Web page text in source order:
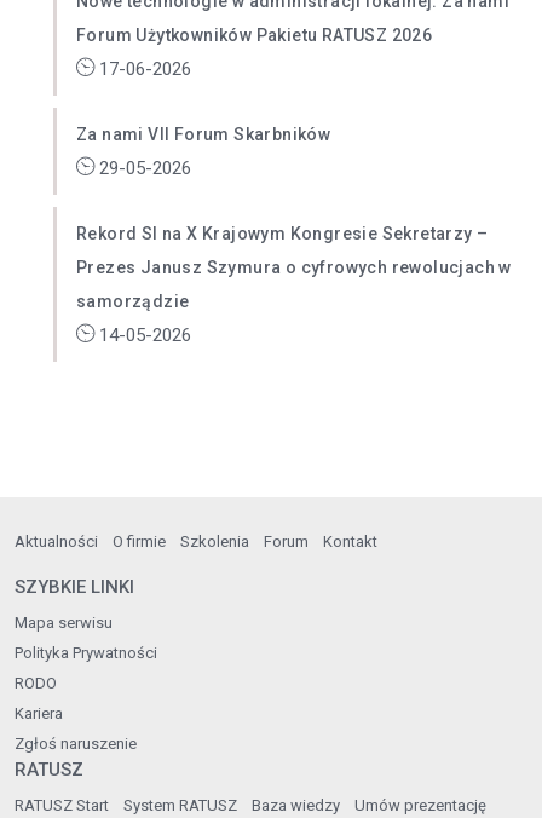
Forum Użytkowników Pakietu RATUSZ 2026
17-06-2026
Za nami VII Forum Skarbników
29-05-2026
Rekord SI na X Krajowym Kongresie Sekretarzy –
Prezes Janusz Szymura o cyfrowych rewolucjach w
samorządzie
14-05-2026
Aktualności O firmie Szkolenia Forum Kontakt
SZYBKIE LINKI
Mapa serwisu
Polityka Prywatności
RODO
Kariera
Zgłoś naruszenie
RATUSZ
RATUSZ Start System RATUSZ Baza wiedzy
Umów prezentację